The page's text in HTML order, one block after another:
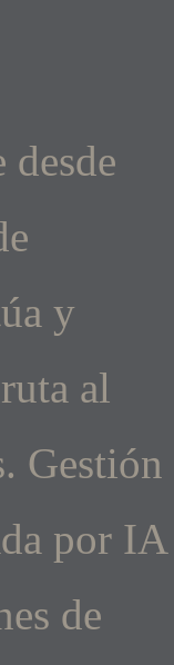
desde
y
al
Gestión
por IA
de